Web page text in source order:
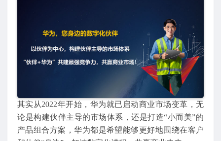
其实从2022年开始，华为就已启动商业市场变革，无
论是构建伙伴主导的市场体系，还是打造“小而美”的
产品组合方案，华为都是希望能够更好地围绕在客户